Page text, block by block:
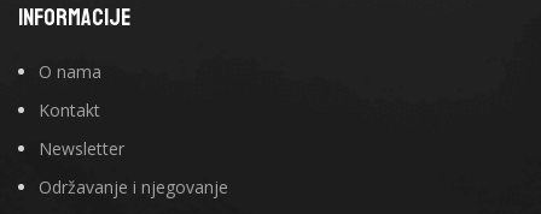
INFORMACIJE
O nama
Kontakt
Newsletter
Održavanje i njegovanje